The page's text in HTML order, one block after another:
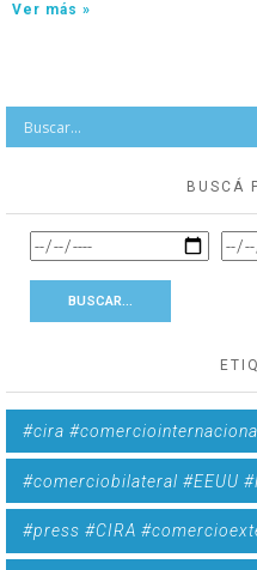
Ver más »
BUSCÁ
#cira
#comerciobilateral #EEUU
#press #CIRA